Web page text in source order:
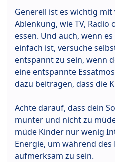
Generell ist es wichtig
Ablenkung, wie TV, Radio
essen. Und auch, wenn
einfach ist, versuche
entspannt zu sein, wenn
eine entspannte
dazu beitragen, dass die
Achte darauf, dass dein
munter und nicht zu
müde Kinder nur wenig
Energie, um während des
aufmerksam zu sein.